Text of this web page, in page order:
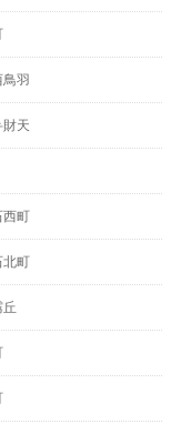
羽
財天
西町
北町
丘